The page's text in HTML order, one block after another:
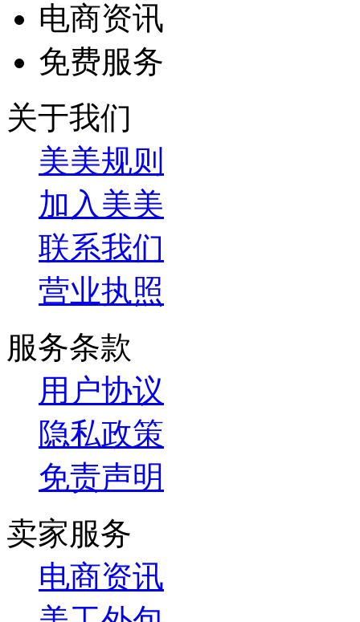
电商资讯
免费服务
关于我们
美美规则
加入美美
联系我们
营业执照
服务条款
用户协议
隐私政策
免责声明
卖家服务
电商资讯